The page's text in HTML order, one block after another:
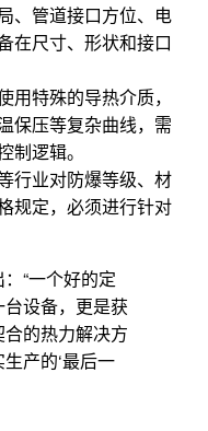
、管道接口方位、电
在尺寸、形状和接口
用特殊的导热介质，
保压等复杂曲线，需
逻辑。
行业对防爆等级、材
规定，必须进行针对
“一个好的定
设备，更是获
的热力解决方
产的‘最后一